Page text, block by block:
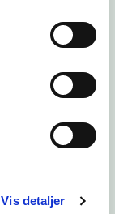
Vis detaljer
§ 3